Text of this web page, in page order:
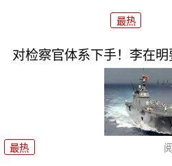
最热
对检察官体系下手！李在
最热